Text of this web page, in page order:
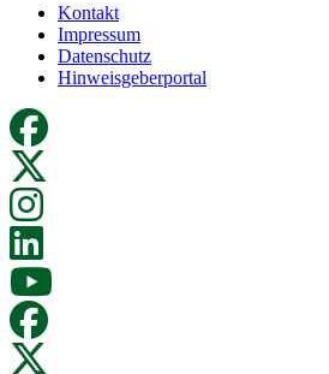
Kontakt
Impressum
Datenschutz
Hinweisgeberportal